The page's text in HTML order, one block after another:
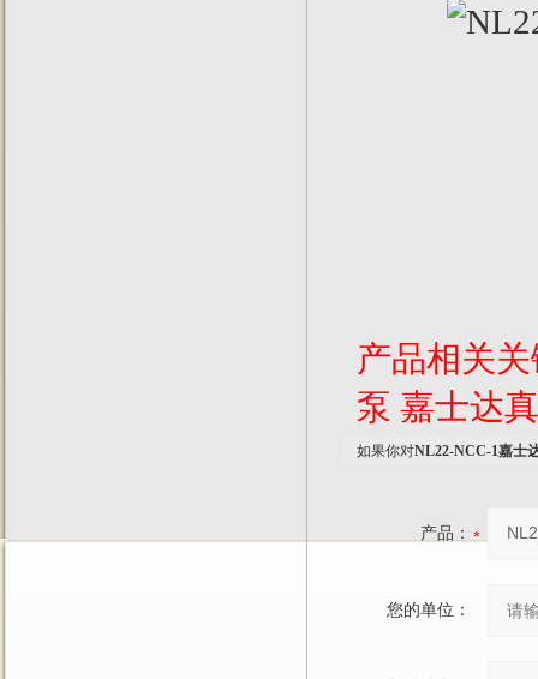
产品相关
泵 嘉士达
如果你对NL22-NCC-1嘉士
产品：
您的单位：